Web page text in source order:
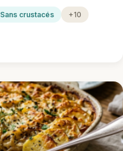
Sans crustacés +10